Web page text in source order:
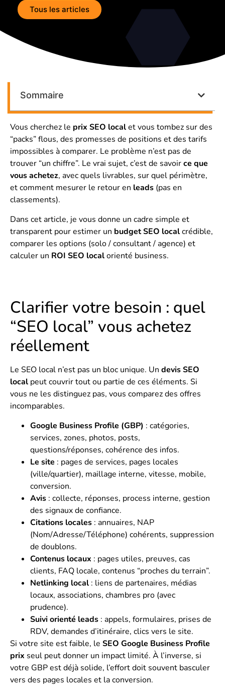
Tous les articles
Sommaire
Vous cherchez le prix SEO localet vous tombez sur des
“packs” flous, des promesses de positions et des tarifs
impossibles à comparer. Le problème n’est pas de
trouver “un chiffre”. Le vrai sujet, c’est de savoirce que
vous achetez, avec quels livrables, sur quel périmètre,
et comment mesurer le retour en leads (pas en
classements).
Dans cet article, je vous donne un cadre simple et
transparent pour estimer un budget SEO localcrédible,
comparer les options (solo / consultant / agence) et
calculer un ROI SEO localorienté business.
Clarifier votre besoin : quel
“SEO local” vous achetez
réellement
Le SEO local n’est pas un bloc unique. Un devis SEO
local peut couvrir tout ou partie de ces éléments. Si
vous ne les distinguez pas, vous comparez des offres
incomparables.
Google Business Profile (GBP) : catégories,
services, zones, photos, posts,
questions/réponses, cohérence des infos.
Le site : pages de services, pages locales
(ville/quartier), maillage interne, vitesse, mobile,
conversion.
Avis : collecte, réponses, process interne, gestion
des signaux de confiance.
Citations locales : annuaires, NAP
(Nom/Adresse/Téléphone) cohérents, suppression
de doublons.
Contenus locaux : pages utiles, preuves, cas
clients, FAQ locale, contenus “proches du terrain”.
Netlinking local : liens de partenaires, médias
locaux, associations, chambres pro (avec
prudence).
Suivi orienté leads : appels, formulaires, prises de
RDV, demandes d’itinéraire, clics vers le site.
Si votre site est faible, le SEO Google Business Profile
prix seul peut donner un impact limité. À l’inverse, si
votre GBP est déjà solide, l’effort doit souvent basculer
vers des pages locales et la conversion.